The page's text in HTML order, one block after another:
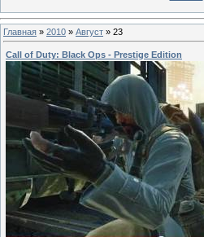
Главная » 2010 » Август » 23
Call of Duty: Black Ops - Prestige Edition